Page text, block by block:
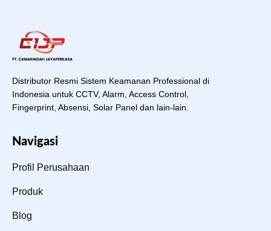
Distributor Resmi Sistem Keamanan Professional di
Indonesia untuk CCTV, Alarm, Access Control,
Fingerprint, Absensi, Solar Panel dan lain-lain.
Navigasi
Profil Perusahaan
Produk
Blog